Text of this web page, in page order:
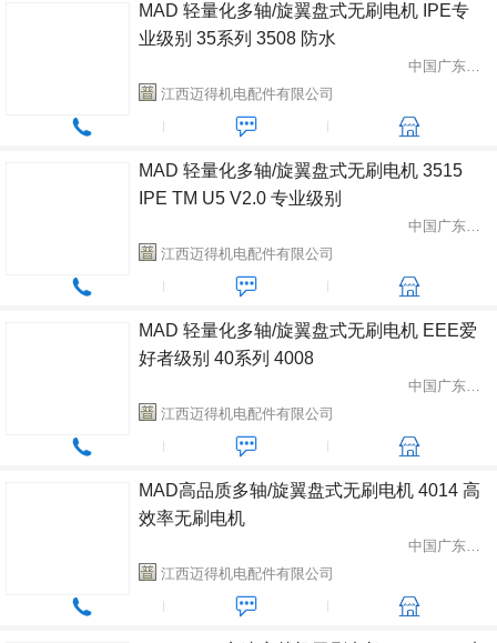
MAD 轻量化多轴/旋翼盘式无刷电机 IPE专
业级别 35系列 3508 防水
中国广东省中山市
江西迈得机电配件有限公司
MAD 轻量化多轴/旋翼盘式无刷电机 3515
IPE TM U5 V2.0 专业级别
中国广东省中山市
江西迈得机电配件有限公司
MAD 轻量化多轴/旋翼盘式无刷电机 EEE爱
好者级别 40系列 4008
中国广东省中山市
江西迈得机电配件有限公司
MAD高品质多轴/旋翼盘式无刷电机 4014 高
效率无刷电机
中国广东省中山市
江西迈得机电配件有限公司